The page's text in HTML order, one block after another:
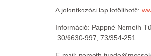
A jelentkezési lap letölthető:
Információ: Pappné Németh
30/6630-997, 73/354-251